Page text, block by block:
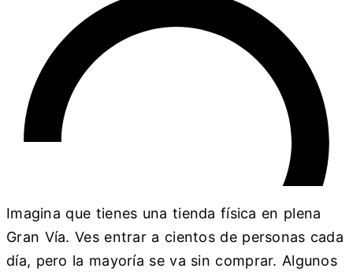
Imagina que tienes una tienda física en plena
Gran Vía. Ves entrar a cientos de personas cada
día, pero la mayoría se va sin comprar. Algunos